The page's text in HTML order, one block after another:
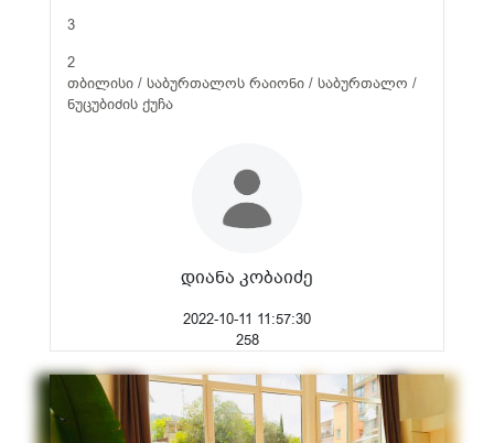
3
2
თბილისი / საბურთალოს რაიონი / საბურთალო /
ნუცუბიძის ქუჩა
დიანა კობაიძე
2022-10-11 11:57:30
258